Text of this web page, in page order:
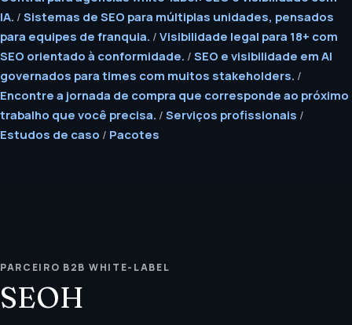
IA. / Sistemas de SEO para múltiplas unidades, pensados
para equipes de franquia. / Visibilidade legal para 18+ com
SEO orientado à conformidade. / SEO e visibilidade em AI
governados para times com muitos stakeholders. /
Encontre a jornada de compra que corresponde ao próximo
trabalho que você precisa. / Serviços profissionais /
Estudos de caso / Pacotes
PARCEIRO B2B WHITE-LABEL
SEOH